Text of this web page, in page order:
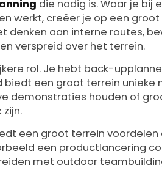
die nodig is. Waar je bij
werkt, creëer je op een
aan interne routes,
verspreid over het terrein.
rol. Je hebt back-
een groot terrein unieke
demonstraties houden of
een groot terrein
een productlancering
met outdoor